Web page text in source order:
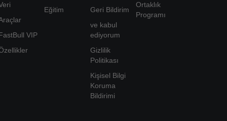
VIP
Eğitim
Geri Bildirim
ve kabul
ediyorum
Gizlilik
Politikası
Kişisel Bilgi
Koruma
Bildirimi
Ortaklık
Programı